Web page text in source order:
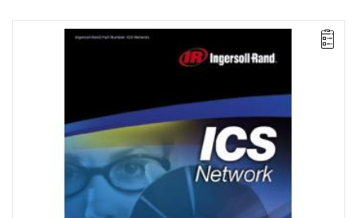
IC1M połączonych ze sobą za pomocą wewnętrznej sieci
mocowania, łącznie ze sterowaniem odkształceniem
plastycznym i głównym momentem dokręcania.
Licencja na 10 stanowisk.